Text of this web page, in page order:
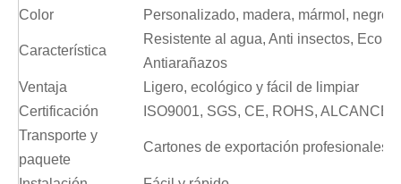
Color
Personalizado, madera, mármol, negro,
Característica
Resistente al agua, Anti insectos,
Antiarañazos
Ventaja
Ligero, ecológico y fácil de limpiar
Certificación
ISO9001, SGS, CE, ROHS, ALCANCE
Transporte y
paquete
Cartones de exportación profesionales,